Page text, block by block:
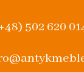
502 620